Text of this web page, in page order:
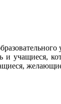
и учащиеся,